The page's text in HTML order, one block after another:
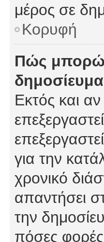
μέρος σε
Κορυφή
Πώς μπορώ
Εκτός και
για την
χρονικό
απαντήσει
την
πόσες φορές